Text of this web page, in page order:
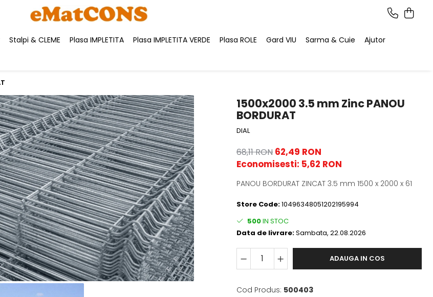
Stalpi & CLEME Plasa IMPLETITA Plasa IMPLETITA VERDE Plasa ROLE Gard VIU Sarma & Cuie
Ajutor
1500x2000 3.5 mm Zinc PANOU
BORDURAT
DIAL
68,11 RON 62,49 RON
Economisesti: 5,62 RON
PANOU BORDURAT ZINCAT 3.5 mm 1500 x 2000 x 61
Store Code:10496348051202195994
500IN STOC
Data de livrare:Sambata, 22.08.2026
ADAUGA IN COS
Cod Produs: 500403